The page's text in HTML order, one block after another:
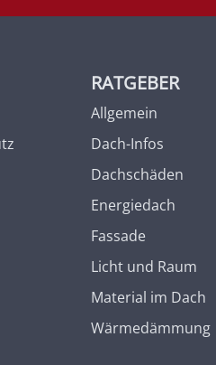
RATGEBER
Allgemein
Dach-Infos
Dachschäden
Energiedach
Fassade
Licht und Raum
Material im Dach
Wärmedämmung